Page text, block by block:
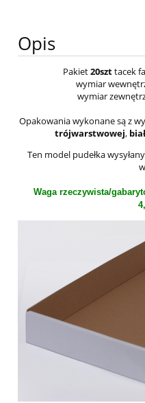
Opis
Pakiet20szttacek
wymiar
wymiar
Opakowania wykonane są z
trójwarstwowej,
Ten model pudełka
Waga rzeczywista/